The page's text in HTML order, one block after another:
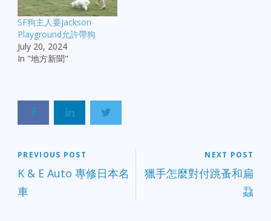
SF狗主人要Jackson
Playground允許帶狗
July 20, 2024
In "地方新聞"
PREVIOUS POST
K & E Auto 專修日本名
車
NEXT POST
獵手怎麼對付跳蚤和扁
蝨